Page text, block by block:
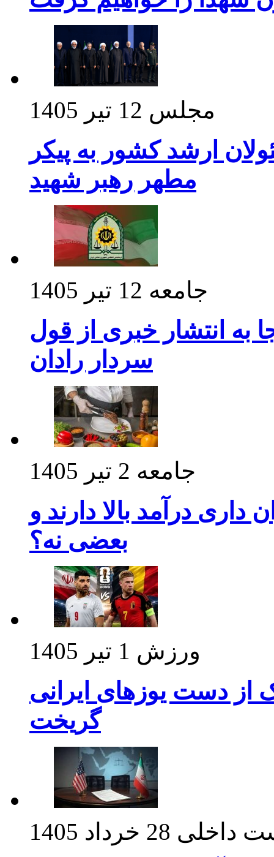
مجلس 12 تیر 1405
ارشد کشور به پیکر
مطهر رهبر شهید
جامعه 12 تیر 1405
به انتشار خبری از قول
سردار رادان
جامعه 2 تیر 1405
درآمد بالا دارند و
بعضی نه؟
ورزش 1 تیر 1405
از دست یوزهای ایرانی
گریخت
داخلی 28 خرداد 1405